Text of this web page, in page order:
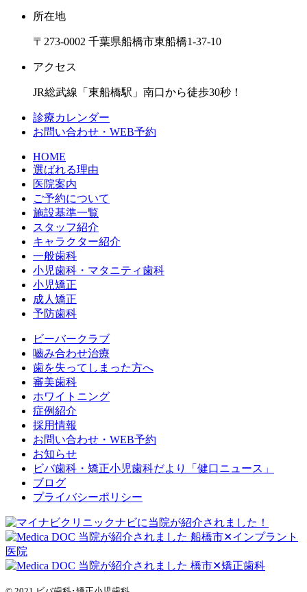
所在地
〒273-0002 千葉県船橋市東船橋1-37-10
アクセス
JR総武線「東船橋駅」南口から徒歩30秒！
診療カレンダー
お問い合わせ・WEB予約
HOME
選ばれる理由
医院案内
ご予約について
施設基準一覧
スタッフ紹介
キャラクター紹介
一般歯科
小児歯科・マタニティ歯科
小児矯正
成人矯正
予防歯科
ビーバークラブ
嚙み合わせ治療
歯を失ってしまった方へ
審美歯科
ホワイトニング
症例紹介
採用情報
お問い合わせ・WEB予約
お知らせ
ビバ歯科・矯正小児歯科だより「健口ニュース」
ブログ
プライバシーポリシー